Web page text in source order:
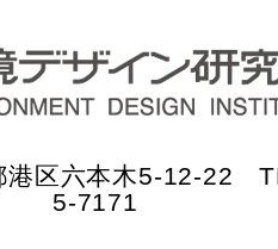
区六本木5-12-22
5-7171